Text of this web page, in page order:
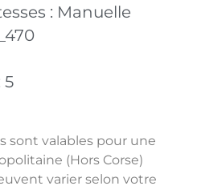
: Manuelle
5
sont valables pour une
(Hors Corse)
varier selon votre